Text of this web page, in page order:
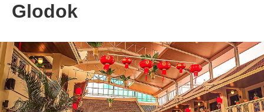
Glodok